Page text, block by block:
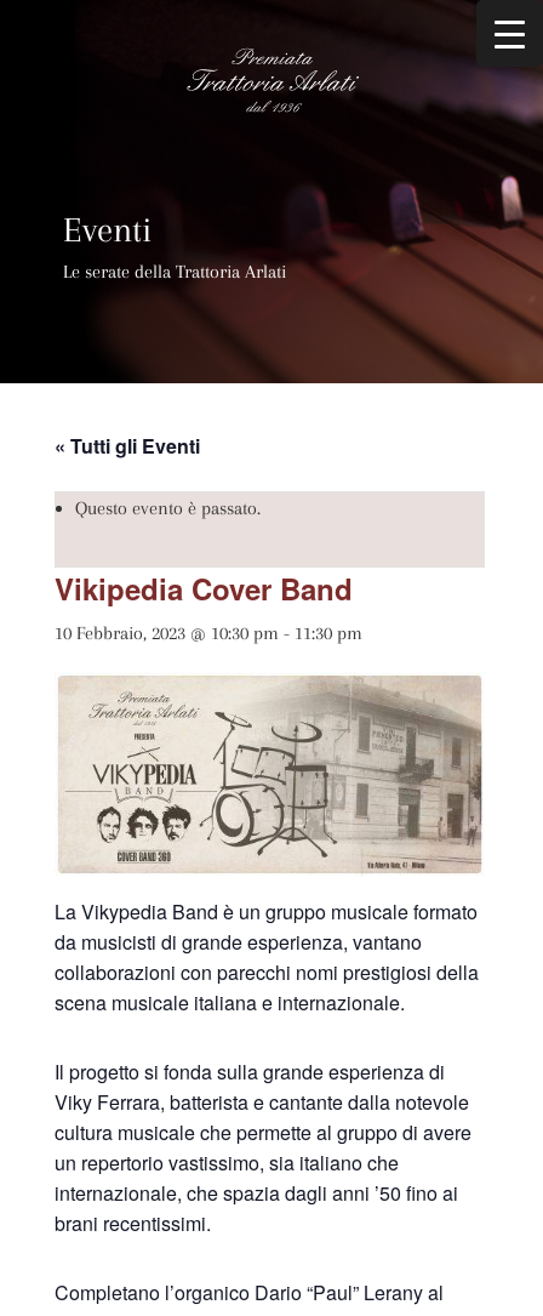
Eventi
Le serate della Trattoria Arlati
« Tutti gli Eventi
Questo evento è passato.
Vikipedia Cover Band
10 Febbraio, 2023 @ 10:30 pm - 11:30 pm
La Vikypedia Band è un gruppo musicale formato
da musicisti di grande esperienza, vantano
collaborazioni con parecchi nomi prestigiosi della
scena musicale italiana e internazionale.
Il progetto si fonda sulla grande esperienza di
Viky Ferrara, batterista e cantante dalla notevole
cultura musicale che permette al gruppo di avere
un repertorio vastissimo, sia italiano che
internazionale, che spazia dagli anni ’50 fino ai
brani recentissimi.
Completano l’organico Dario “Paul” Lerany al